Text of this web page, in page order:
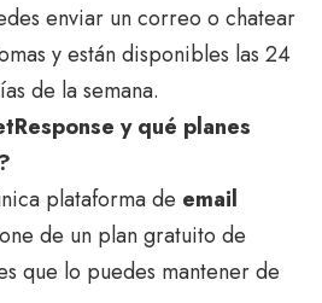
enviar un correo o chatear
y están disponibles las 24
de la semana.
y qué planes
plataforma de email
de un plan gratuito de
que lo puedes mantener de